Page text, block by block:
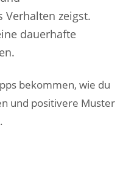
Verhalten zeigst.
dauerhafte
bekommen, wie du
und positivere Muster